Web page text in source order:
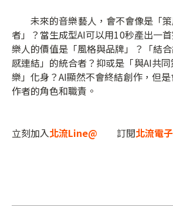
未來的音樂藝人，會不會像是「策
者」？當生成型AI可以用10秒產出一
樂人的價值是「風格與品牌」？「結
感連結」的統合者？抑或是「與AI共
樂」化身？AI顯然不會終結創作，但
作者的角色和職責。
立刻加入北流Line@ 訂閱北流電